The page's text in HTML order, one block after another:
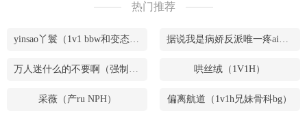
热门推荐
yinsao丫鬟（1v1 bbw和变态腹黑男） 据说我是病娇反派唯一疼ai的妹妹（兄妹骨）
万人迷什么的不要啊（强制NPH） 哄丝绒（1V1H）
采薇（产ru NPH） 偏离航道（1v1h兄妹骨科bg）